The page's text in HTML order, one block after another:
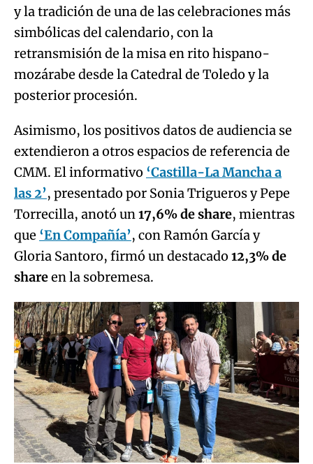
y la tradición de una de las celebraciones más
simbólicas del calendario, con la
retransmisión de la misa en rito hispano-
mozárabe desde la Catedral de Toledo y la
posterior procesión.
Asimismo, los positivos datos de audiencia se
extendieron a otros espacios de referencia de
CMM. El informativo ‘Castilla-La Mancha a
las 2’, presentado por Sonia Trigueros y Pepe
Torrecilla, anotó un17,6% de share, mientras
que ‘En Compañía’, con Ramón García y
Gloria Santoro, firmó un destacado 12,3% de
shareen la sobremesa.